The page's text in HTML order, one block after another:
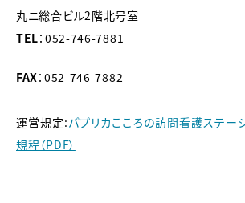
丸ニ総合ビル2階北号室
TEL：052-746-7881
FAX：052-746-7882
運営規定: パプリカこころの訪問看護ステー
規程（PDF）